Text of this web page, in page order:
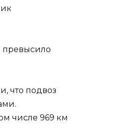
превысило
что подвоз
числе 969 км